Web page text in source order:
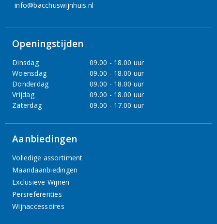
info@bacchuswijnhuis.nl
Openingstijden
Dinsdag
09.00 - 18.00 uur
Woensdag
09.00 - 18.00 uur
Donderdag
09.00 - 18.00 uur
Vrijdag
09.00 - 18.00 uur
Zaterdag
09.00 - 17.00 uur
Aanbiedingen
Volledige assortiment
Maandaanbiedingen
Exclusieve Wijnen
Persreferenties
Wijnaccessoires